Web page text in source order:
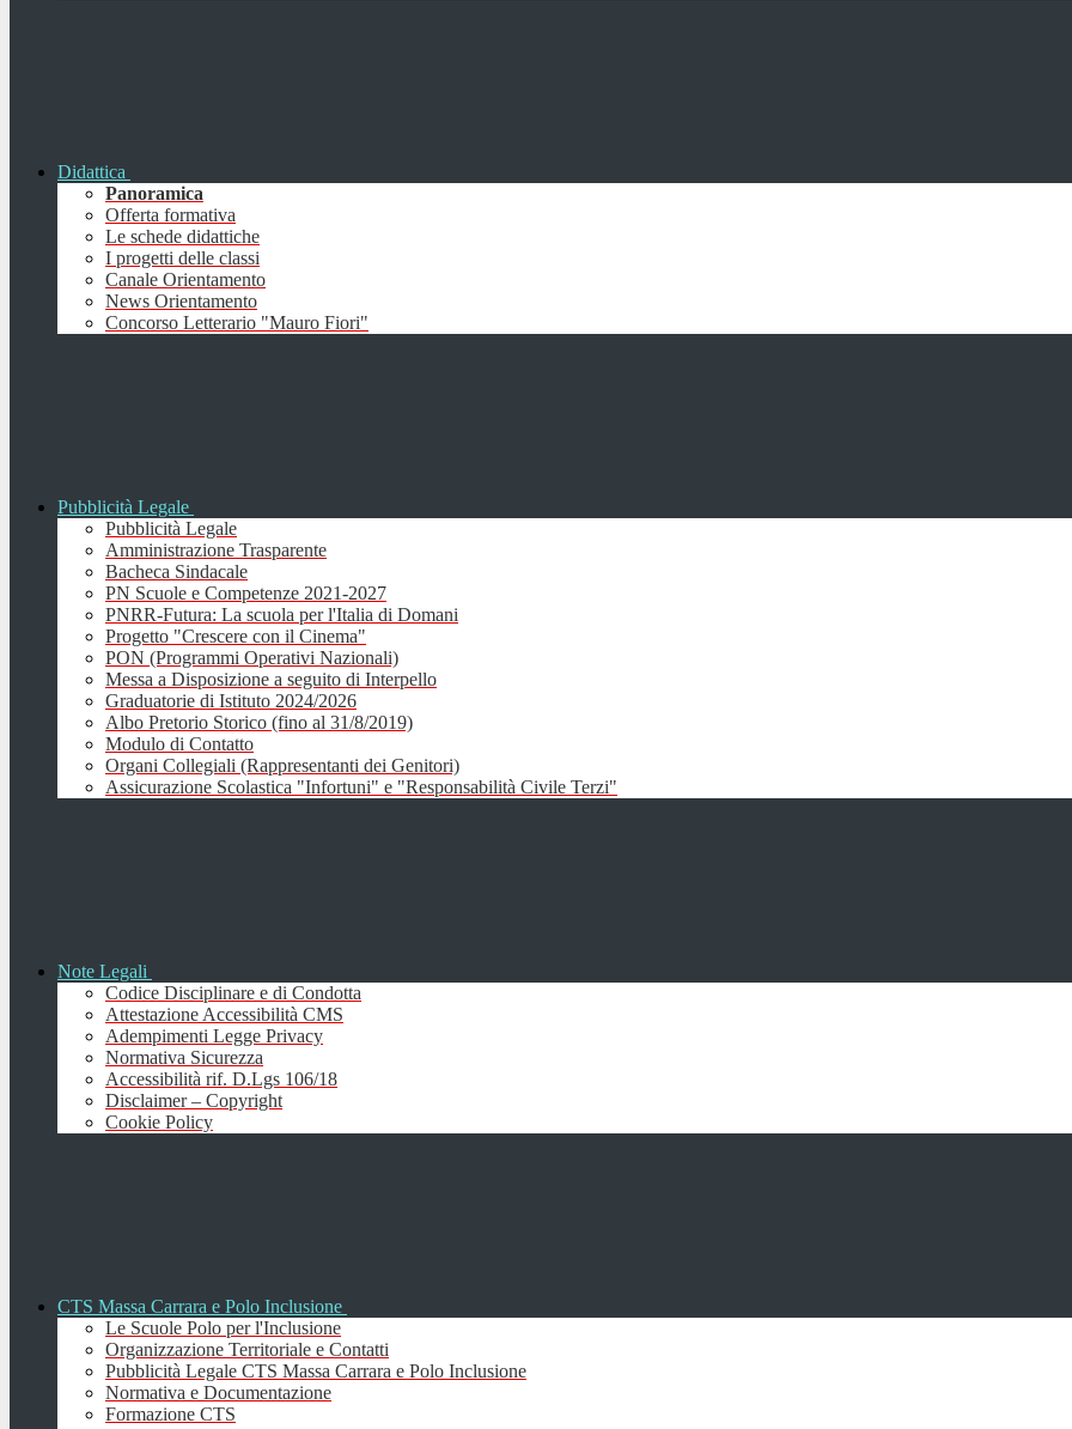
Didattica
Panoramica
Offerta formativa
Le schede didattiche
I progetti delle classi
Canale Orientamento
News Orientamento
Concorso Letterario "Mauro Fiori"
Pubblicità Legale
Pubblicità Legale
Amministrazione Trasparente
Bacheca Sindacale
PN Scuole e Competenze 2021-2027
PNRR-Futura: La scuola per l'Italia di Domani
Progetto "Crescere con il Cinema"
PON (Programmi Operativi Nazionali)
Messa a Disposizione a seguito di Interpello
Graduatorie di Istituto 2024/2026
Albo Pretorio Storico (fino al 31/8/2019)
Modulo di Contatto
Organi Collegiali (Rappresentanti dei Genitori)
Assicurazione Scolastica "Infortuni" e "Responsabilità Civile Terzi"
Note Legali
Codice Disciplinare e di Condotta
Attestazione Accessibilità CMS
Adempimenti Legge Privacy
Normativa Sicurezza
Accessibilità rif. D.Lgs 106/18
Disclaimer – Copyright
Cookie Policy
CTS Massa Carrara e Polo Inclusione
Le Scuole Polo per l'Inclusione
Organizzazione Territoriale e Contatti
Pubblicità Legale CTS Massa Carrara e Polo Inclusione
Normativa e Documentazione
Formazione CTS